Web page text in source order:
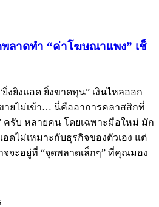
พลาดทำ “ค่าโฆษณาแพง” เช็
งยิงแอด ยิ่งขาดทุน” เงินไหลออก
ายไม่เข้า… นี่คืออาการคลาสสิกที่
ครับ หลายคน โดยเฉพาะมือใหม่ มัก
ดไม่เหมาะกับธุรกิจของตัวเอง แต่
จะอยู่ที่ “จุดพลาดเล็กๆ” ที่คุณมอง